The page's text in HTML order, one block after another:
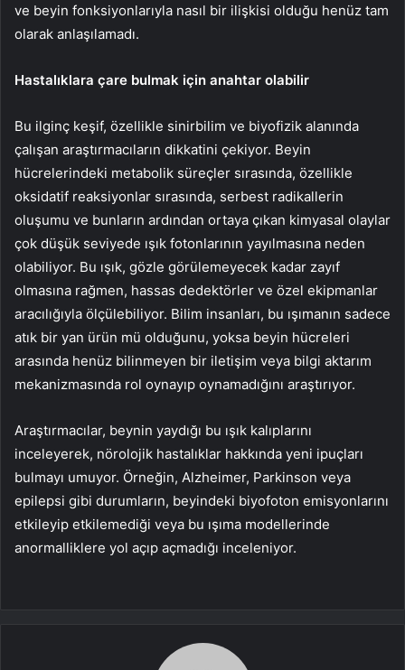
ve beyin fonksiyonlarıyla nasıl bir ilişkisi olduğu henüz tam
olarak anlaşılamadı.
Hastalıklara çare bulmak için anahtar olabilir
Bu ilginç keşif, özellikle sinirbilim ve biyofizik alanında
çalışan araştırmacıların dikkatini çekiyor. Beyin
hücrelerindeki metabolik süreçler sırasında, özellikle
oksidatif reaksiyonlar sırasında, serbest radikallerin
oluşumu ve bunların ardından ortaya çıkan kimyasal olaylar
çok düşük seviyede ışık fotonlarının yayılmasına neden
olabiliyor. Bu ışık, gözle görülemeyecek kadar zayıf
olmasına rağmen, hassas dedektörler ve özel ekipmanlar
aracılığıyla ölçülebiliyor. Bilim insanları, bu ışımanın sadece
atık bir yan ürün mü olduğunu, yoksa beyin hücreleri
arasında henüz bilinmeyen bir iletişim veya bilgi aktarım
mekanizmasında rol oynayıp oynamadığını araştırıyor.
Araştırmacılar, beynin yaydığı bu ışık kalıplarını
inceleyerek, nörolojik hastalıklar hakkında yeni ipuçları
bulmayı umuyor. Örneğin, Alzheimer, Parkinson veya
epilepsi gibi durumların, beyindeki biyofoton emisyonlarını
etkileyip etkilemediği veya bu ışıma modellerinde
anormalliklere yol açıp açmadığı inceleniyor.